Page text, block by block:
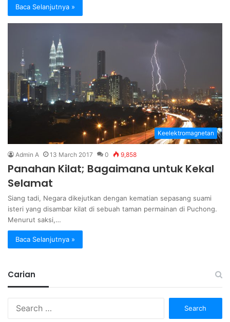
Baca Selanjutnya »
Keelektromagnetan
Admin A 13 March 2017 0 9,858
Panahan Kilat; Bagaimana untuk Kekal
Selamat
Siang tadi, Negara dikejutkan dengan kematian sepasang suami
isteri yang disambar kilat di sebuah taman permainan di Puchong.
Menurut saksi,…
Baca Selanjutnya »
Carian